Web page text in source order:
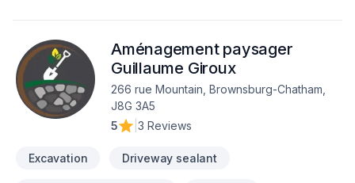
et vos aspirations. Aménagement paysager
Guillaume Giroux
266 rue Mountain, Brownsburg-Chatham,
J8G 3A5
5
3 Reviews
Excavation Driveway sealant